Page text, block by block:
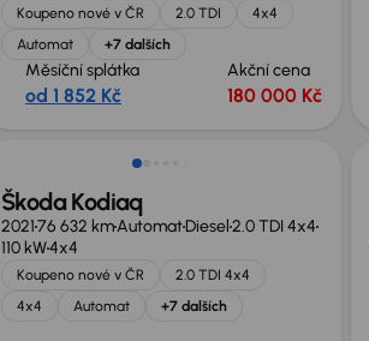
Koupeno nové v ČR 2.0 TDI
4x4
Automat
+7 dalších
Měsíční splátka
od 1 852 Kč
Akční cena
180 000 Kč
Nově v nabídce
Škoda Kodiaq
202176 632 kmAutomatDiesel2.0 TDI 4x4
110 kW4x4
Koupeno nové v ČR
2.0 TDI 4x4
4x4
Automat +7 dalších